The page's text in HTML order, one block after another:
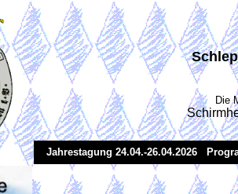
Die
Jahrestagung 24.04.-26.04.2026